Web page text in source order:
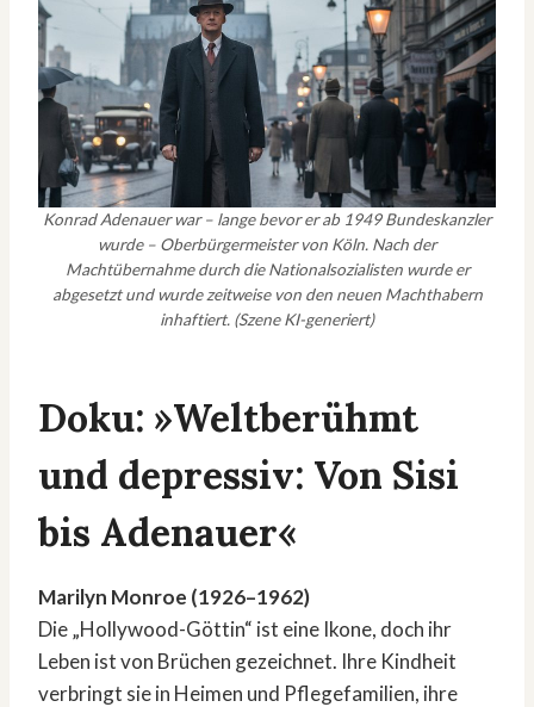
Konrad Adenauer war – lange bevor er ab 1949 Bundeskanzler
wurde – Oberbürgermeister von Köln. Nach der
Machtübernahme durch die Nationalsozialisten wurde er
abgesetzt und wurde zeitweise von den neuen Machthabern
inhaftiert. (Szene KI-generiert)
Doku: »Weltberühmt
und depressiv: Von Sisi
bis Adenauer«
Marilyn Monroe (1926–1962)
Die „Hollywood-Göttin“ ist eine Ikone, doch ihr
Leben ist von Brüchen gezeichnet. Ihre Kindheit
verbringt sie in Heimen und Pflegefamilien, ihre